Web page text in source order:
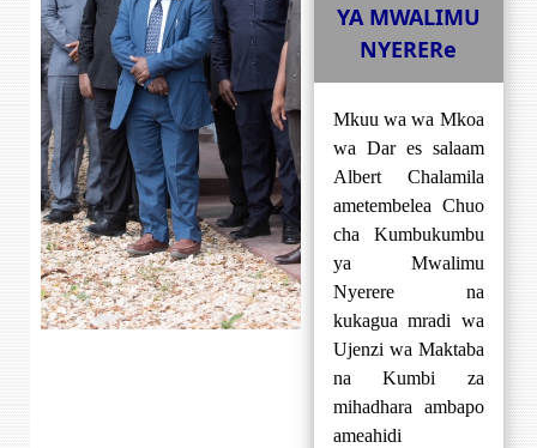
YA MWALIMU
NYERERe
Mkuu wa wa Mkoa
wa Dar es salaam
Albert Chalamila
ametembelea Chuo
cha Kumbukumbu
ya Mwalimu
Nyerere na
kukagua mradi wa
Ujenzi wa Maktaba
na Kumbi za
mihadhara ambapo
ameahidi